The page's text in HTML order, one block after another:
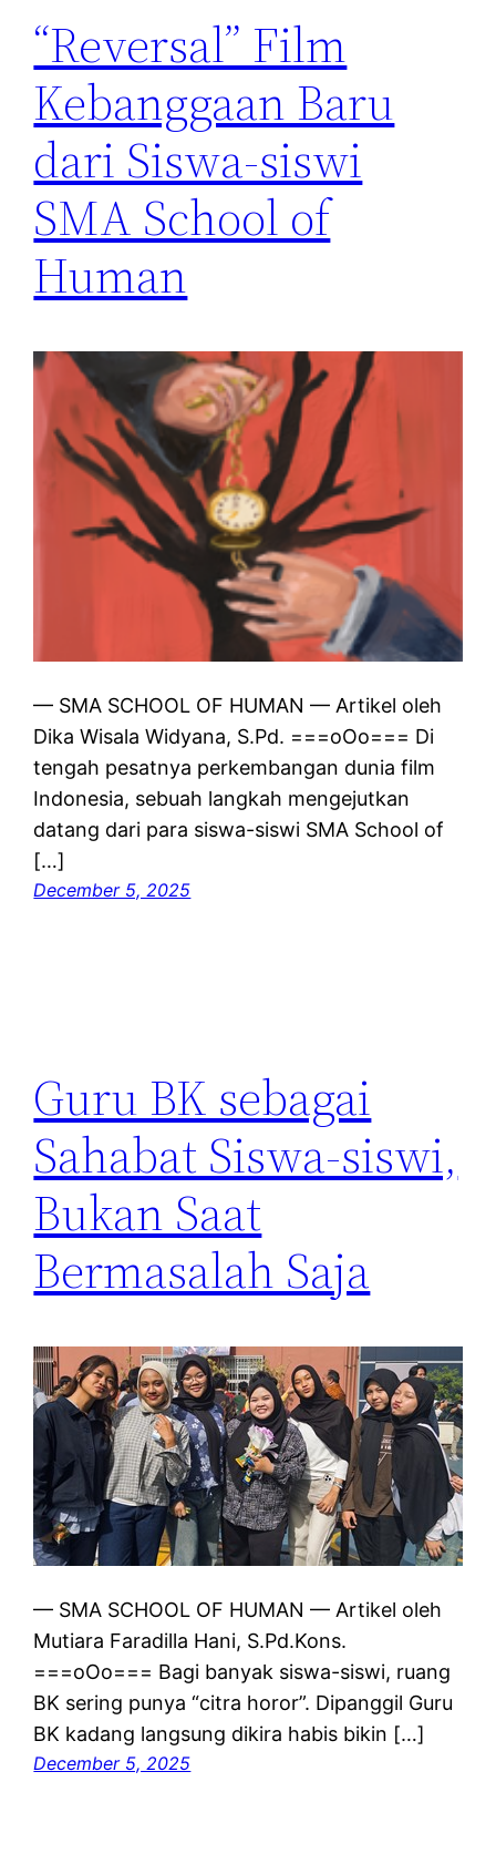
“Reversal” Film
Kebanggaan Baru
dari Siswa-siswi
SMA School of
Human
— SMA SCHOOL OF HUMAN — Artikel oleh
Dika Wisala Widyana, S.Pd. ===oOo=== Di
tengah pesatnya perkembangan dunia film
Indonesia, sebuah langkah mengejutkan
datang dari para siswa-siswi SMA School of
[…]
December 5, 2025
Guru BK sebagai
Sahabat Siswa-siswi,
Bukan Saat
Bermasalah Saja
— SMA SCHOOL OF HUMAN — Artikel oleh
Mutiara Faradilla Hani, S.Pd.Kons.
===oOo=== Bagi banyak siswa-siswi, ruang
BK sering punya “citra horor”. Dipanggil Guru
BK kadang langsung dikira habis bikin […]
December 5, 2025